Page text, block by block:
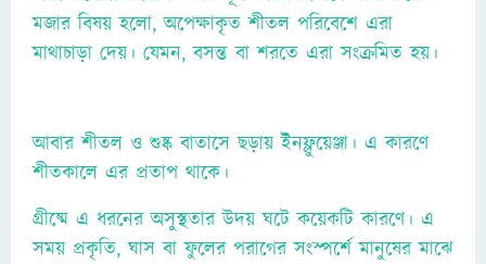
মজার বিষয় হলো, অপেক্ষাকৃত শীতল পরিবেশে এরা
মাথাচাড়া দেয়। যেমন, বসন্ত বা শরতে এরা সংক্রমিত হয়।
আবার শীতল ও শুষ্ক বাতাসে ছড়ায় ইনফ্লুয়েঞ্জা। এ কারণে
শীতকালে এর প্রতাপ থাকে।
গ্রীষ্মে এ ধরনের অসুস্থতার উদয় ঘটে কয়েকটি কারণে। এ
সময় প্রকৃতি, ঘাস বা ফুলের পরাগের সংস্পর্শে মানুষের মাঝে